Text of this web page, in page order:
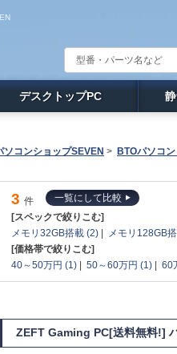
デスクトップPC
ソコンショップSEVEN > BTOパソコ
3 件
一覧にして比較
[スペックで絞りこむ]
メモリ32GB搭載 (2) |
メモリ128GB
[価格帯で絞りこむ]
40～50万円 (1) | 50～60万円 (1) | 60
ZEFT Gaming PC[送料無料!]